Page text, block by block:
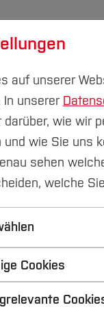
& Transfer
für
auf unserer
In unserer
wie wir
wie Sie uns
sehen
welche
Cookies